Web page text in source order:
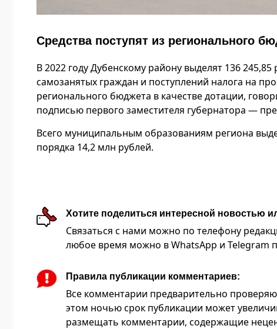
Средства поступят из регионального
В 2022 году Дубенскому району выделят 136
самозанятых граждан и поступлений налога на
регионального бюджета в качестве дотации,
подписью первого заместителя губернатора —
Всего муниципальным образованиям региона
порядка 14,2 млн рублей.
Хотите поделиться интересной новостью
Связаться с нами можно по телефону
любое время можно в WhatsApp и Telegram
Правила публикации комментариев:
Все комментарии предварительно
этом ночью срок публикации может
размещать комментарии, содержащие